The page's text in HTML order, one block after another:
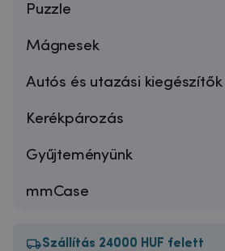
Puzzle
Mágnesek
Autós és utazási kiegészítők
Kerékpározás
Gyűjteményünk
mmCase
Szállítás 24000 HUF felett